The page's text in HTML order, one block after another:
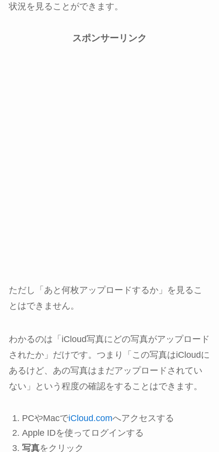
状況を見ることができます。
スポンサーリンク
ただし「あと何枚アップロードするか」を見るこ
とはできません。
わかるのは「iCloud写真にどの写真がアップロード
されたか」だけです。つまり「この写真はiCloudに
あるけど、あの写真はまだアップロードされてい
ない」という程度の確認をすることはできます。
PCやMacでiCloud.comへアクセスする
Apple IDを使ってログインする
写真をクリック